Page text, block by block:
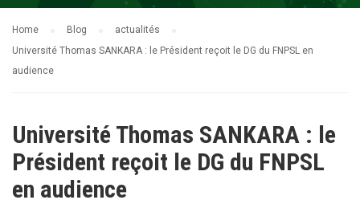
Home Blog
actualités
Université Thomas SANKARA : le Président reçoit le DG du FNPSL en
audience
Université Thomas SANKARA : le
Président reçoit le DG du FNPSL
en audience